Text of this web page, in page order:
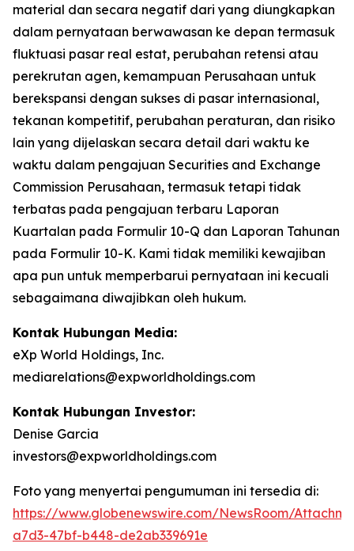
material dan secara negatif dari yang diungkapkan
dalam pernyataan berwawasan ke depan termasuk
fluktuasi pasar real estat, perubahan retensi atau
perekrutan agen, kemampuan Perusahaan untuk
berekspansi dengan sukses di pasar internasional,
tekanan kompetitif, perubahan peraturan, dan risiko
lain yang dijelaskan secara detail dari waktu ke
waktu dalam pengajuan Securities and Exchange
Commission Perusahaan, termasuk tetapi tidak
terbatas pada pengajuan terbaru Laporan
Kuartalan pada Formulir 10-Q dan Laporan Tahunan
pada Formulir 10-K. Kami tidak memiliki kewajiban
apa pun untuk memperbarui pernyataan ini kecuali
sebagaimana diwajibkan oleh hukum.
Kontak Hubungan Media:
eXp World Holdings, Inc.
mediarelations@expworldholdings.com
Kontak Hubungan Investor:
Denise Garcia
investors@expworldholdings.com
Foto yang menyertai pengumuman ini tersedia di:
https://www.globenewswire.com/NewsRoom/
a7d3-47bf-b448-de2ab339691e